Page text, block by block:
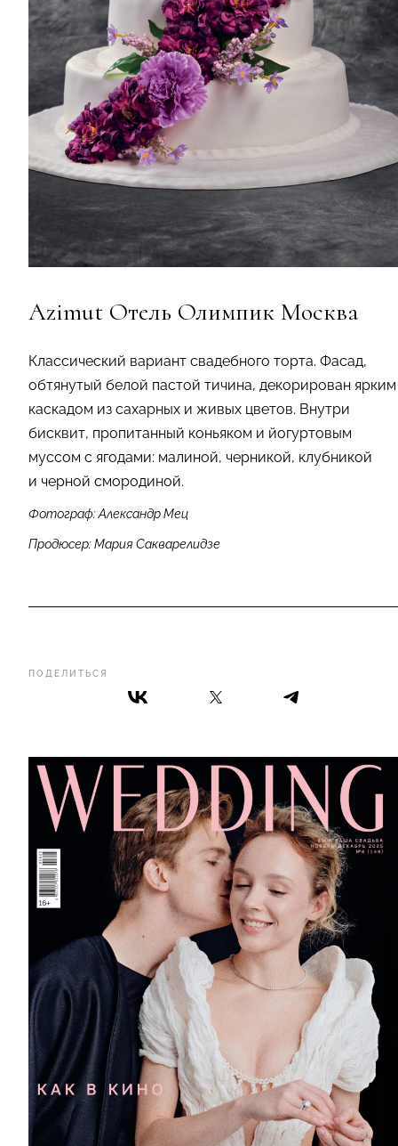
ПОДЕЛИТЬСЯ
Azimut Отель Олимпик Москва
Классический вариант свадебного торта. Фасад,
обтянутый белой пастой тичина, декорирован ярким
каскадом из сахарных и живых цветов. Внутри
бисквит, пропитанный коньяком и йогуртовым
муссом с ягодами: малиной, черникой, клубникой
и черной смородиной.
Фотограф: Александр Мец
Продюсер: Мария Сакварелидзе